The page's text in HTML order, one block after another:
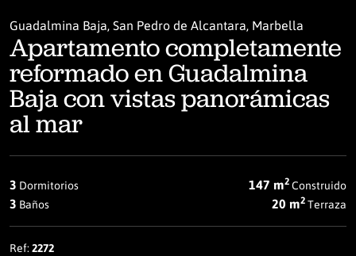
Guadalmina Baja, San Pedro de Alcantara, Marbella
Apartamento completamente
reformado en Guadalmina
Baja con vistas panorámicas
al mar
3 Dormitorios
3 Baños
147 m2Construido
20 m2Terraza
Ref: 2272